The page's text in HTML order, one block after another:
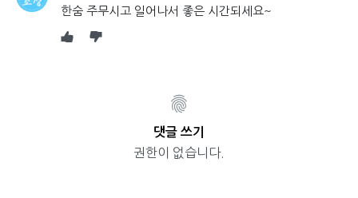
한숨 주무시고 일어나서 좋은 시간되세요~
댓글 쓰기
권한이 없습니다.